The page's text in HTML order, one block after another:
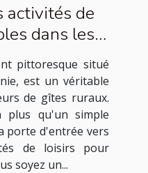
activités de
dans les
du Tarn
pittoresque situé
est un véritable
de gîtes ruraux.
plus qu'un simple
porte d'entrée vers
de loisirs pour
soyez un...